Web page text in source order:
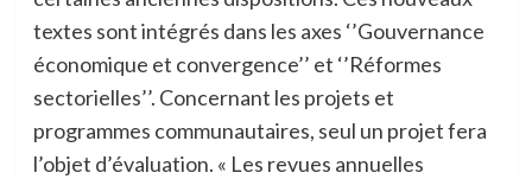
textes sont intégrés dans les axes ‘’Gouvernance
économique et convergence’’ et ‘’Réformes
sectorielles’’. Concernant les projets et
programmes communautaires, seul un projet fera
l’objet d’évaluation. « Les revues annuelles